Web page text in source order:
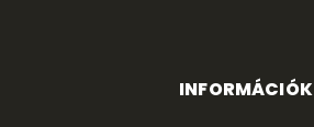
INFORMÁCIÓK